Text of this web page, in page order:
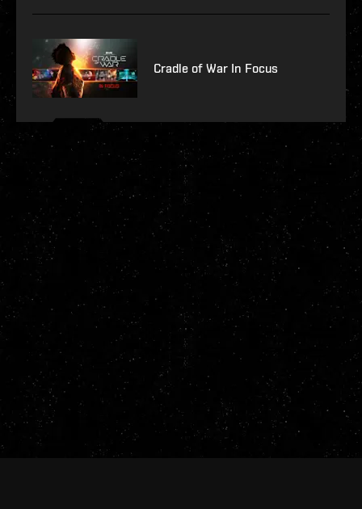
Cradle of War In Focus